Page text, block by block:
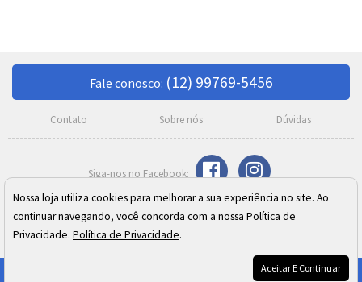
Fale conosco: (12) 99769-5456
Contato Sobre nós Dúvidas
Razão Social: Meire C. Moreno Silva SJ Campos ME
CNPJ: 02.410.973/0001-24
Endereço: Rua Cel. José Monteiro, 392 - Centro - São José dos Campos/SP
Nossa loja utiliza cookies para melhorar a sua experiência no site. Ao
continuar navegando, você concorda com a nossa Política de
Privacidade. Política de Privacidade.
Aceitar E Continuar